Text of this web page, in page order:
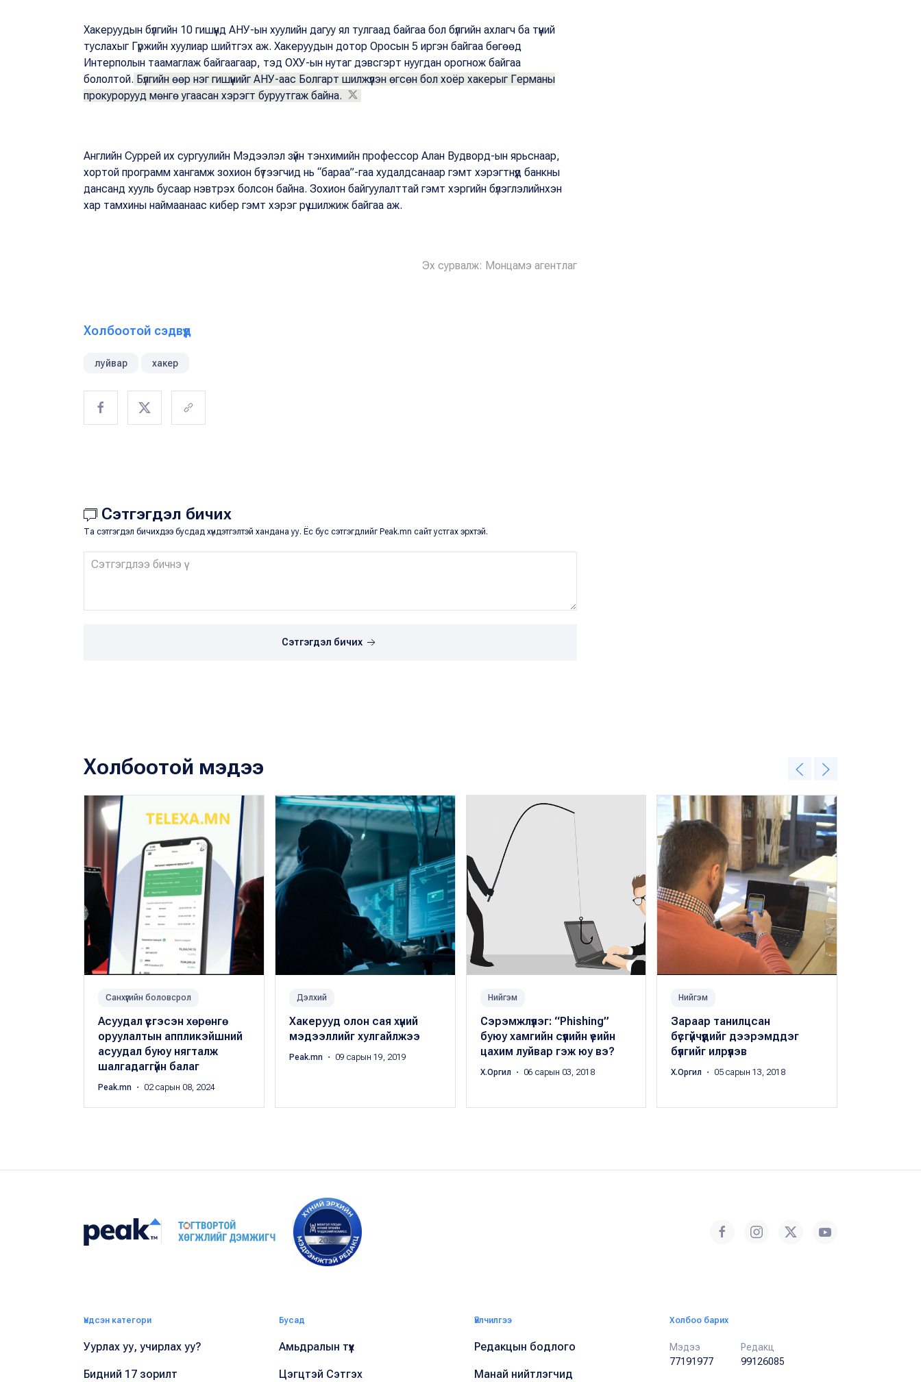
Хакеруудын бүлгийн 10 гишүүнд АНУ-ын хуулийн дагуу ял тулгаад байгаа бол бүлгийн ахлагч ба түүний
туслахыг Гүржийн хуулиар шийтгэх аж. Хакеруудын дотор Оросын 5 иргэн байгаа бөгөөд
Интерполын таамаглаж байгаагаар, тэд ОХУ-ын нутаг дэвсгэрт нуугдан орогнож байгаа
бололтой. Бүлгийн өөр нэг гишүүнийг АНУ-аас Болгарт шилжүүлэн өгсөн бол хоёр хакерыг Германы
прокурорууд мөнгө угаасан хэрэгт буруутгаж байна.
Английн Суррей их сургуулийн Мэдээлэл зүйн тэнхимийн профессор Алан Вудворд-ын ярьснаар,
хортой программ хангамж зохион бүтээгчид нь “бараа”-гаа худалдсанаар гэмт хэрэгтнүүд банкны
дансанд хууль бусаар нэвтрэх болсон байна. Зохион байгуулалттай гэмт хэргийн бүлэглэлийнхэн
хар тамхины наймаанаас кибер гэмт хэрэг рүү шилжиж байгаа аж.
Эх сурвалж: Монцамэ агентлаг
Холбоотой сэдвүүд
луйвар хакер
Сэтгэгдэл бичих
Та сэтгэгдэл бичихдээ бусдад хүндэтгэлтэй хандана уу. Ёс бус сэтгэгдлийг Peak.mn сайт устгах эрхтэй.
Сэтгэгдэл бичих
Холбоотой мэдээ
Санхүүгийн боловсрол
Асуудал үүсгэсэн хөрөнгө
оруулалтын аппликэйшний
асуудал буюу нягталж
шалгадаггүйн балаг
Peak.mn ・ 02 сарын 08, 2024
Дэлхий
Хакерууд олон сая хүний
мэдээллийг хулгайлжээ
Peak.mn ・ 09 сарын 19, 2019
Нийгэм
Сэрэмжлүүлэг: “Phishing”
буюу хамгийн сүүлийн үеийн
цахим луйвар гэж юу вэ?
Х.Оргил ・ 06 сарын 03, 2018
Нийгэм
Зараар танилцсан
бүсгүйчүүдийг дээрэмддэг
бүлгийг илрүүлэв
Х.Оргил ・ 05 сарын 13, 2018
Үндсэн категори
Уурлах уу, учирлах уу?
Бидний 17 зорилт
Бусад
Амьдралын түүх
Цэгцтэй Сэтгэх
Үйлчилгээ
Редакцын бодлого
Манай нийтлэгчид
Холбоо барих
Мэдээ
77191977
Редакц
99126085